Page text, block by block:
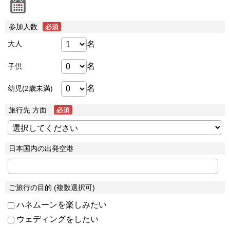
参加人数
大人 名
子供 名
幼児(2歳未満) 名
旅行先 方面
日本国内の出発空港
ご旅行の目的 (複数選択可)
ハネムーンを楽しみたい
ウェディングをしたい